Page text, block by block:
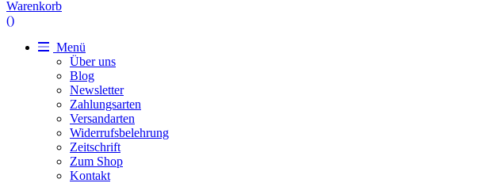
Warenkorb
()
Menü
Über uns
Blog
Newsletter
Zahlungsarten
Versandarten
Widerrufsbelehrung
Zeitschrift
Zum Shop
Kontakt